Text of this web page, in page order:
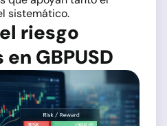
sistemático.
riesgo
GBPUSD